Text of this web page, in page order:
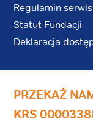
Regulamin
Statut Fundacji
Deklaracja
PRZEKAŻ
KRS